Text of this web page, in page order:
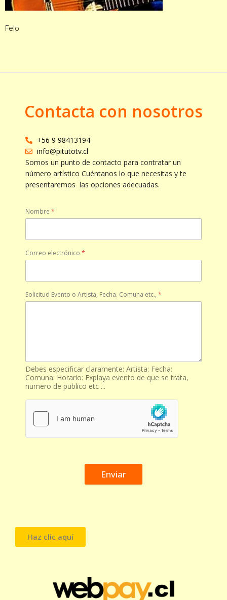
Felo
Contacta con nosotros
+56 9 98413194
info@pitutotv.cl
Somos un punto de contacto para contratar un
número artístico Cuéntanos lo que necesitas y te
presentaremos las opciones adecuadas.
Nombre *
Correo electrónico *
Solicitud Evento o Artista, Fecha. Comuna etc., *
Debes especificar claramente: Artista: Fecha:
Comuna: Horario: Explaya evento de que se trata,
numero de publico etc ...
Enviar
Haz clic aquí